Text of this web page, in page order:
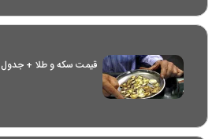
قیمت سکه و طلا + جدول